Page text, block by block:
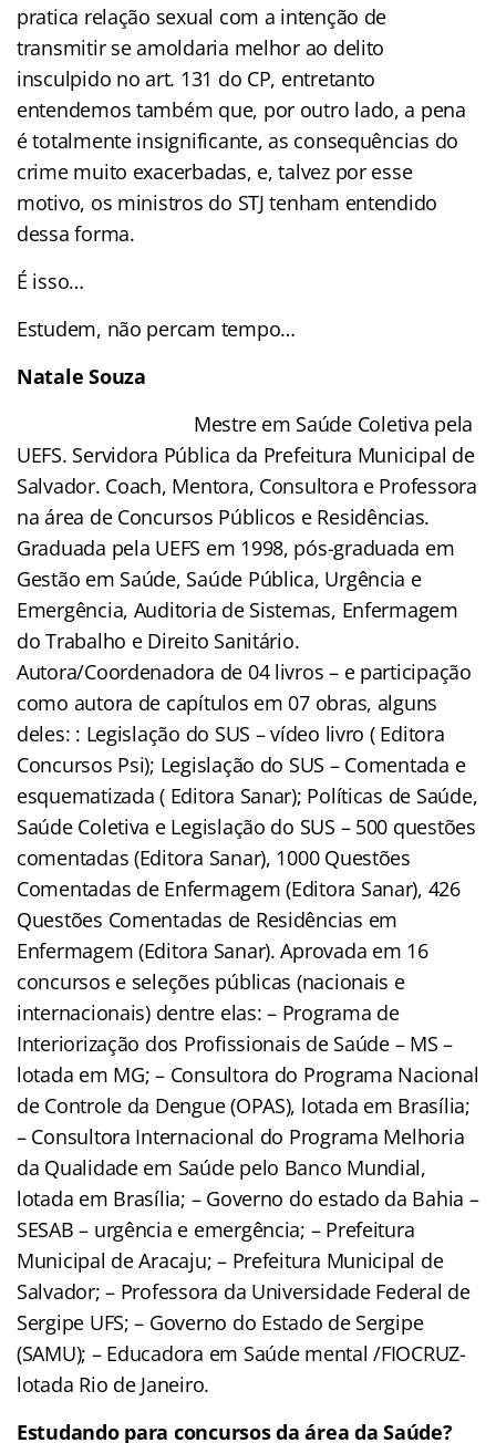
pratica relação sexual com a intenção de
transmitir se amoldaria melhor ao delito
insculpido no art. 131 do CP, entretanto
entendemos também que, por outro lado, a pena
é totalmente insignificante, as consequências do
crime muito exacerbadas, e, talvez por esse
motivo, os ministros do STJ tenham entendido
dessa forma.
É isso…
Estudem, não percam tempo…
Natale Souza
Mestre em Saúde Coletiva pela
UEFS. Servidora Pública da Prefeitura Municipal de
Salvador. Coach, Mentora, Consultora e Professora
na área de Concursos Públicos e Residências.
Graduada pela UEFS em 1998, pós-graduada em
Gestão em Saúde, Saúde Pública, Urgência e
Emergência, Auditoria de Sistemas, Enfermagem
do Trabalho e Direito Sanitário.
Autora/Coordenadora de 04 livros – e participação
como autora de capítulos em 07 obras, alguns
deles: : Legislação do SUS – vídeo livro ( Editora
Concursos Psi); Legislação do SUS – Comentada e
esquematizada ( Editora Sanar); Políticas de Saúde,
Saúde Coletiva e Legislação do SUS – 500 questões
comentadas (Editora Sanar), 1000 Questões
Comentadas de Enfermagem (Editora Sanar), 426
Questões Comentadas de Residências em
Enfermagem (Editora Sanar). Aprovada em 16
concursos e seleções públicas (nacionais e
internacionais) dentre elas: – Programa de
Interiorização dos Profissionais de Saúde – MS –
lotada em MG; – Consultora do Programa Nacional
de Controle da Dengue (OPAS), lotada em Brasília;
– Consultora Internacional do Programa Melhoria
da Qualidade em Saúde pelo Banco Mundial,
lotada em Brasília; – Governo do estado da Bahia –
SESAB – urgência e emergência; – Prefeitura
Municipal de Aracaju; – Prefeitura Municipal de
Salvador; – Professora da Universidade Federal de
Sergipe UFS; – Governo do Estado de Sergipe
(SAMU); – Educadora em Saúde mental /FIOCRUZ-
lotada Rio de Janeiro.
Estudando para concursos da área da Saúde?